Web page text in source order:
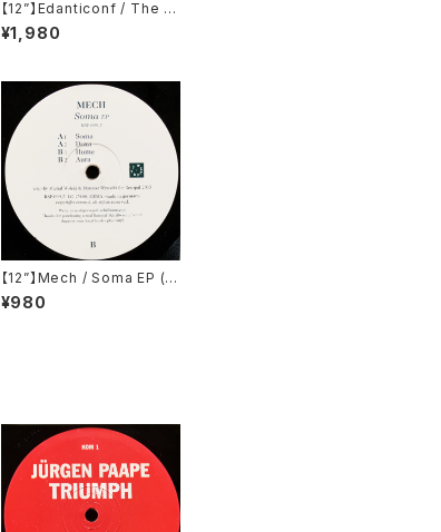
【12”】Edanticonf / The M
etamorphosis Of Plants
(Silent Season) (SSV16)
¥1,980
【12”】Mech / Soma EP (R
esopal Schallware) (RS
P 099,2)
¥980